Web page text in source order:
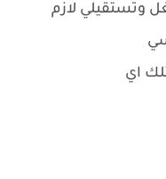
وتستقيلي لازم
اي